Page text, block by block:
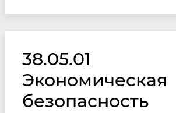
38.05.01
Экономическая
безопасность